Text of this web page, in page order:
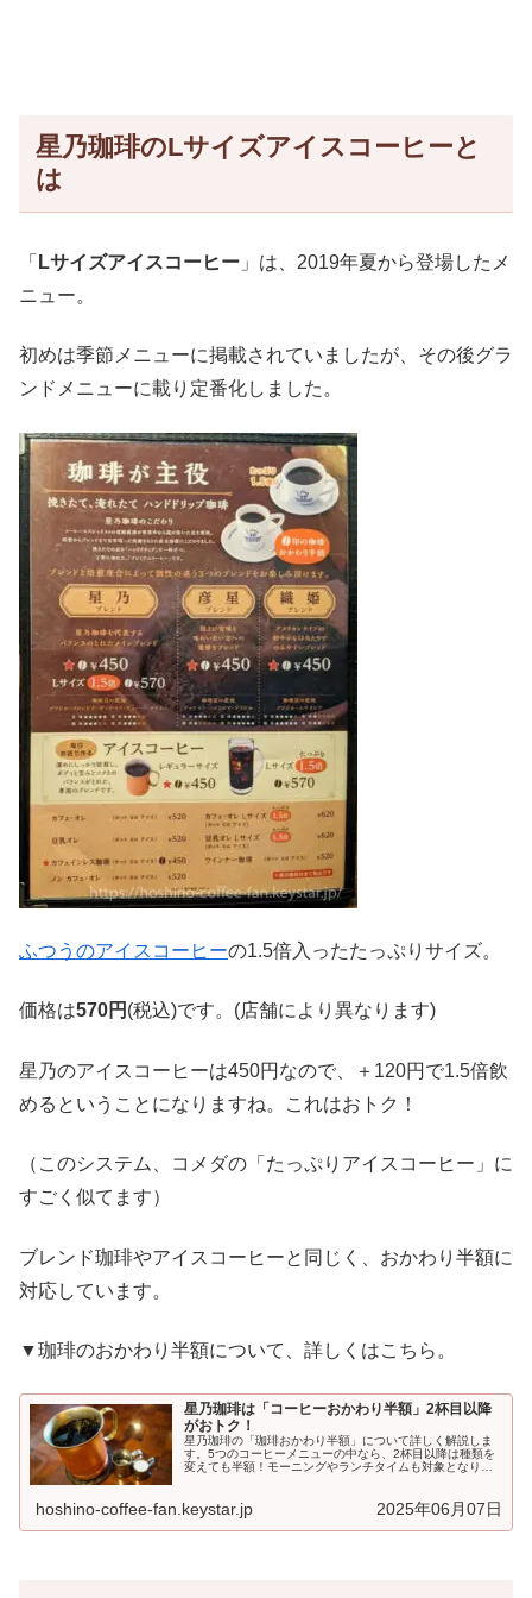
星乃珈琲のLサイズアイスコーヒーと
は
「 Lサイズアイスコーヒー 」は、2019年夏から登場したメ
ニュー。
初めは季節メニューに掲載されていましたが、その後グラ
ンドメニューに載り定番化しました。
ふつうのアイスコーヒーの1.5倍入ったたっぷりサイズ。
価格は570円 (税込)です。(店舗により異なります)
星乃のアイスコーヒーは450円なので、＋120円で1.5倍飲
めるということになりますね。これはおトク！
（このシステム、コメダの「たっぷりアイスコーヒー」に
すごく似てます）
ブレンド珈琲やアイスコーヒーと同じく、おかわり半額に
対応しています。
▼珈琲のおかわり半額について、詳しくはこちら。
星乃珈琲は「コーヒーおかわり半額」2杯目以降
がおトク！
星乃珈琲の「珈琲おかわり半額」について詳しく解説しま
す。5つのコーヒーメニューの中なら、2杯目以降は種類を
変えても半額！モーニングやランチタイムも対象となりま
hoshino-coffee-fan.keystar.jp 2025年06月07日